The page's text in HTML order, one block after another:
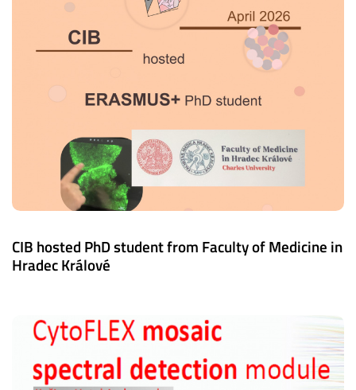
CIB hosted PhD student from Faculty of Medicine in
Hradec Králové